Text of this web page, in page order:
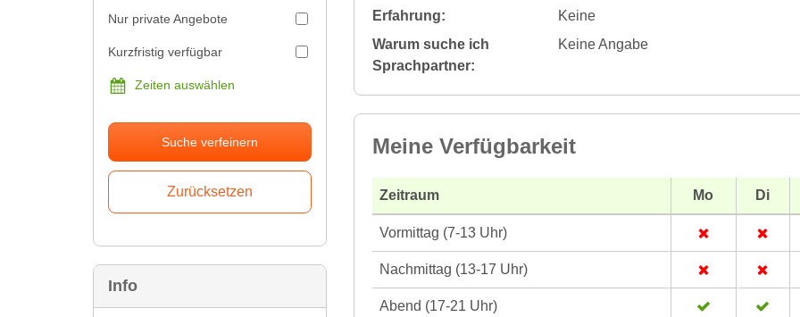
Nur private Angebote
Kurzfristig verfügbar
Zeiten auswählen
Suche verfeinern
Info
Erfahrung:
Keine
Warum suche ich
Sprachpartner:
Keine Angabe
Meine Verfügbarkeit
Zeitraum Mo Di
Vormittag (7-13 Uhr)
Nachmittag (13-17 Uhr)
Abend (17-21 Uhr)